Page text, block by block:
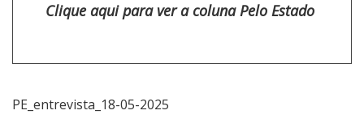
Clique aqui para ver a coluna Pelo Estado
PE_entrevista_18-05-2025